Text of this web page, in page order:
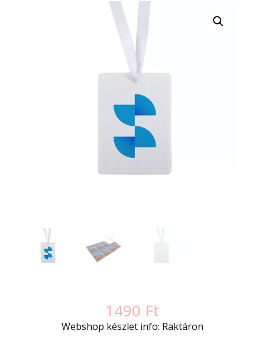
1490 Ft
Webshop készlet info: Raktáron